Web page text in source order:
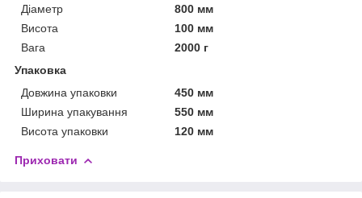
Діаметр
800 мм
Висота
100 мм
Вага
2000 г
Упаковка
Довжина упаковки
450 мм
Ширина упакування
550 мм
Висота упаковки
120 мм
Приховати